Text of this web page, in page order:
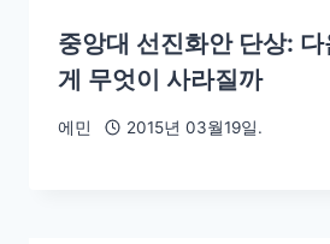
중앙대 선진화안 단상:
게 무엇이 사라질까
에민 2015년 03월19일.